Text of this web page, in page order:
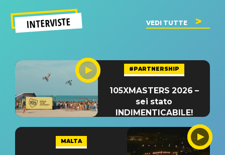
INTERVISTE VEDI TUTTE
#PARTNERSHIP
105XMASTERS 2026 –
sei stato
INDIMENTICABILE!
MALTA